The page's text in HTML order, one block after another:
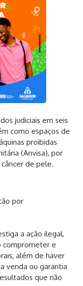
judiciais em seis
como espaços de
proibidas
(Anvisa), por
de pele.
por
a ação ilegal,
comprometer e
além de haver
venda ou garantia
que não